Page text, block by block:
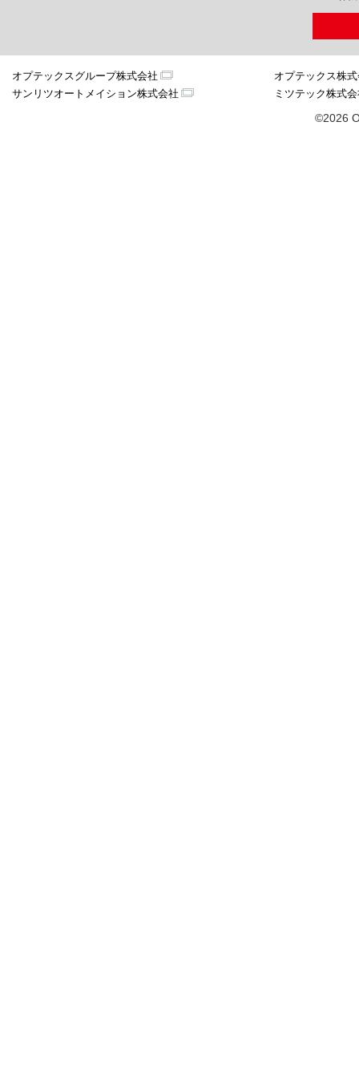
オプテックスグループ株式会社
オプテックス株
サンリツオートメイション株式会社
ミツテック株式
©2026